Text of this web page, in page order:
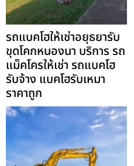
รถแบคโฮให้เช่าอยุธยารับ
ขุดโคกหนองนา บริการ รถ
แม็คโครให้เช่า รถแบคโฮ
รับจ้าง แบคโฮรับเหมา
ราคาถูก